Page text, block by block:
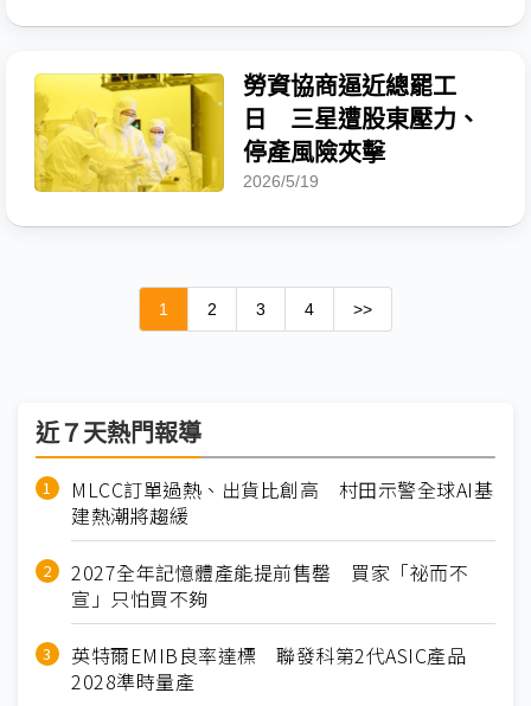
勞資協商逼近總罷工
日 三星遭股東壓力、
停產風險夾擊
2026/5/19
1 2 3 4 >>
近７天熱門報導
MLCC訂單過熱、出貨比創高 村田示警全球AI基
建熱潮將趨緩
2027全年記憶體產能提前售罄 買家「祕而不
宣」只怕買不夠
英特爾EMIB良率達標 聯發科第2代ASIC產品
2028準時量產